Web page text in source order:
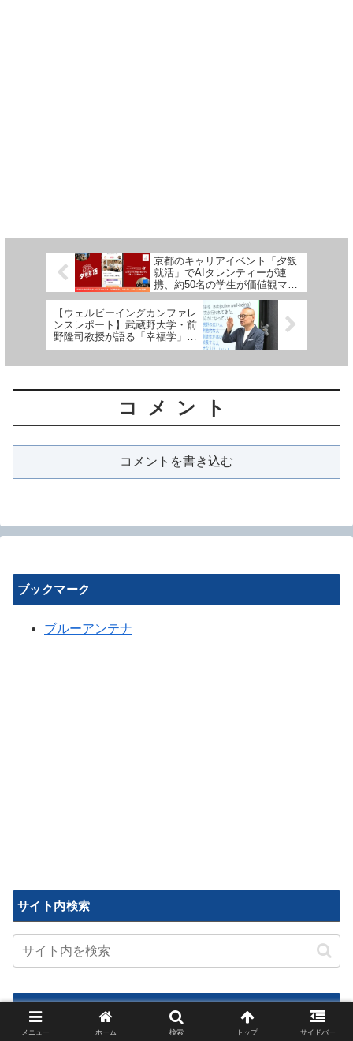
京都のキャリアイベント「夕飯
就活」でAIタレンティーが連
携、約50名の学生が価値観マッ
【ウェルビーイングカンファレ
ンスレポート】武蔵野大学・前
野隆司教授が語る「幸福学」の
社会実装と「幸せの4つの因
コメント
コメントを書き込む
ブックマーク
ブルーアンテナ
サイト内検索
管理人
メニュー ホーム 検索 トップ サイドバー